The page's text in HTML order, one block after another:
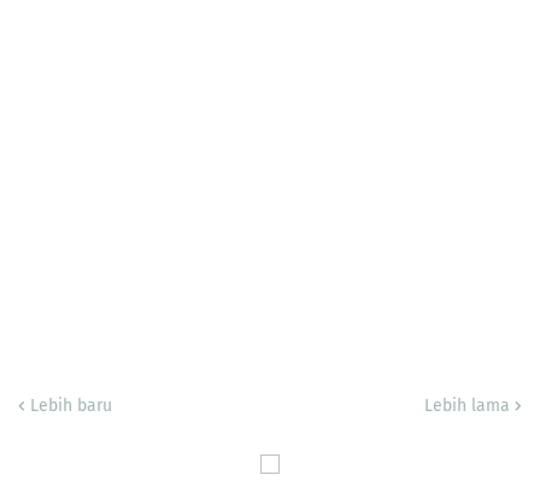
Lebih baru Lebih lama